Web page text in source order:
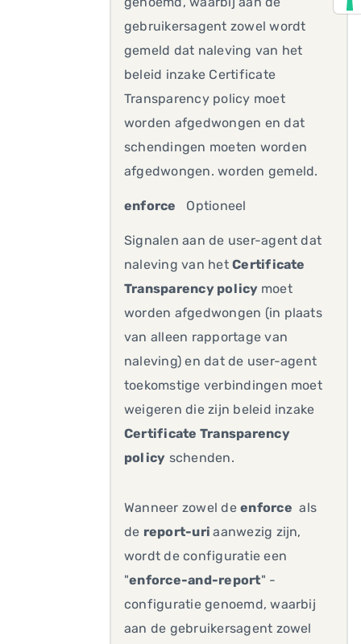
gebruikersagent zowel wordt
gemeld dat naleving van het
beleid inzake Certificate
Transparency policy moet
worden afgedwongen en dat
schendingen moeten worden
afgedwongen. worden gemeld.
enforce Optioneel
Signalen aan de user-agent dat
naleving van hetCertificate
Transparency policy moet
worden afgedwongen (in plaats
van alleen rapportage van
naleving) en dat de user-agent
toekomstige verbindingen moet
weigeren die zijn beleid inzake
Certificate Transparency
policy schenden.
Wanneer zowel deenforce als
de report-uriaanwezig zijn,
wordt de configuratie een
"enforce-and-report" -
configuratie genoemd, waarbij
aan de gebruikersagent zowel